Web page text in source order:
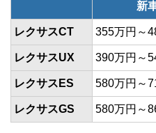
新
レクサスCT 355万円～
レクサスUX 390万円～
レクサスES 580万円～
レクサスGS 580万円～